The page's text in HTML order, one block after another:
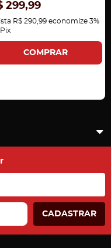
299,99
R$ 290,99 economize 3%
COMPRAR
CADASTRAR